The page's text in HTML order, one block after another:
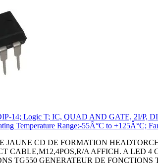
14; Logic T; IC, QUAD AND GATE, 2I/P,
Temperature Range:-55Â°C to +125Â°C;
700 PANNE ID 1.00MM SERIE 700 PANNE ID 1.30MM SERIE 700 PANNE ID 1.50MM SERIE 700 PANNE ID 2.40MM SERIE 700 PANNE FINE POINTE 0.4MM PANNE LAME 6.4MM PANNE LAME 15.8MM PANNE LAME 20.6MM PANNE LAME TSOP 10.2MM PANNE LAME 28MM PANNE COURBEE POINTE 1.3MM PANNE MULTI LEAD HOOF PANNE MINI HOOF PANNE LAME 15.7MM PANNE MULTI LEAD KNIFE PANNE MULTI LEAD HOOF PANNE MINI HOOF PANNE CHIP 0805 600 SERIES PANNE CHIP 1206/1210 PANNE CHIP 1808 1812 PANNE SOT 23 600 SERIES PANNE SOIC 8 600 SERIES PANNE SOIC 14 16 PANNE TSOP 600 SERIES PANNE 402 0603 600 SERIES PANNE QFP 100 700 SERIES PANNE CONIQUE POINTUE 0.8MM PANNE BISEAU 30DEG 0.8MM PANNE CONIQUE POINTUE 0.4MM PANNE BISEAU 30DEG 2.4MM PANNE BISEAU 30DEG 1.6MM PANNE BISEAU 30DEG 1.5MM PANNE MINI HOOF 700 SERIES PANNE CONIQUE BISEAU 0.8MM PANNE CONIQUE POINTUE 0.4MM PANNE POINTUE 30DEG 0.4MM PANNE CONIQUE POINTUE 0.8MM PANNE BISEAU 30DEG 0.8MM PANNE CONIQUE POINTUE 0.4MM PANNE BISEAU 30DEG 2.4MM PANNE BISEAU 30DEG 1.6MM PANNE BISEAU 30DEG 1.5MM PANNE MINI HOOF 700 SERIES PANNE CONIQUE BISEAU 0.8MM PANNE CONIQUE POINTUE 0.4MM PANNE POINTUE 30DEG 0.4MM PRE FILTRE POUR SYSTEME BVX (5PQ) FILTRE PRINCIPALE POUR SYSTEME BVX BRAS ANTISTATIQUE- 600MM ENCLOSURE,HAND HELD,PLASTIC,BLACK ENCLOSURE,HAND HELD,PLASTIC,BLACK COFFRET HH 100 FT PP3 NOIR COFFRET HH 100 LCD NB CREME COFFRET HH 100 LCD 4AA CREME COFFRET HH 100 LCD PP3 CREME COFFRET HH 100 LCD NB NOIR COFFRET HH 100 LCD 4AA NOIR COFFRET HH 100 LCD PP3 NOIR COQUE DE PROTECT. BLEU POUR BOITIER 100 COQUE DE PROTECT. BLEU POUR BOITIER 100 COQUE DE PROTECT. ORANGE POUR BOITIER100 COQUE DE PROTECT. JAUNE POUR BOITIER 100 COQUE DE PROTECT. ROUGE POUR BOITIER 100 COQUE DE PROTECT. NOIRE POUR BOITIER 100 COFFRET HH 90 NB NOIR COFFRET HH90 LCD PP3 NOIR COQUE DE PROTECT. BLEU POUR BOITIER 90 COQUE DE PROTECT. JAUNE POUR BOITIER 90 COQUE DE PROTECT. NOIRE POUR BOITIER 90 COFFRET HH55 RT NB GY COFFRET HH55 RT 2AA GY COFFRET HH55 RT 4AA GY COFFRET HH55 RT PP3 GY COFFRET HH55 RT NB NOIR COFFRET HH55 RT 2AA NOIR COFFRET HH55 RT 4AA NOIR COFFRET HH55 RT PP3 NOIR COQUE DE PROTECT. BLEU POUR BOITIER 55 COQUE DE PROTECT. ORANGE POUR BOITIER 55 COQUE DE PROTECT. JAUNE POUR BOITIER 55 COQUE DE PROTECT. ROUGE POUR BOITIER 55 COQUE